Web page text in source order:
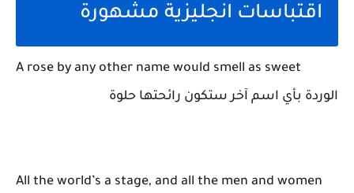
اقتباسات انجليزية مشهورة
A rose by any other name would smell as sweet
الوردة بأي اسم آخر ستكون رائحتها حلوة
All the world’s a stage, and all the men and women